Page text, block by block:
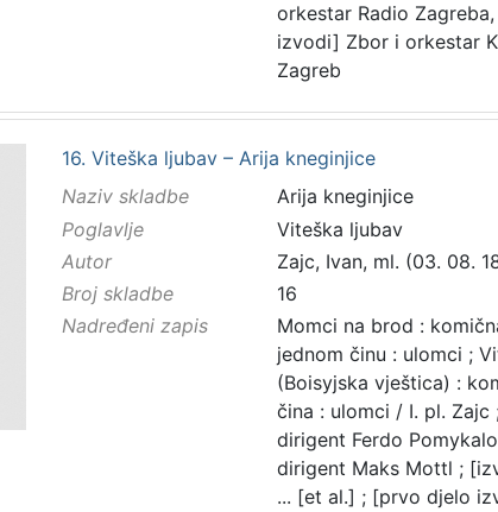
orkestar Radio
izvodi] Zbor i orkestar
Zagreb
16. Viteška ljubav – Arija kneginjice
Naziv skladbe
Arija kneginjice
Poglavlje
Viteška ljubav
Autor
Zajc, Ivan, ml. (03. 08.
Broj skladbe
16
Nadređeni zapis
Momci na brod :
jednom činu : ulomci ;
(Boisyjska vještica) :
čina : ulomci / I. pl.
dirigent Ferdo
dirigent Maks Mottl ;
... [et al.] ; [prvo djelo